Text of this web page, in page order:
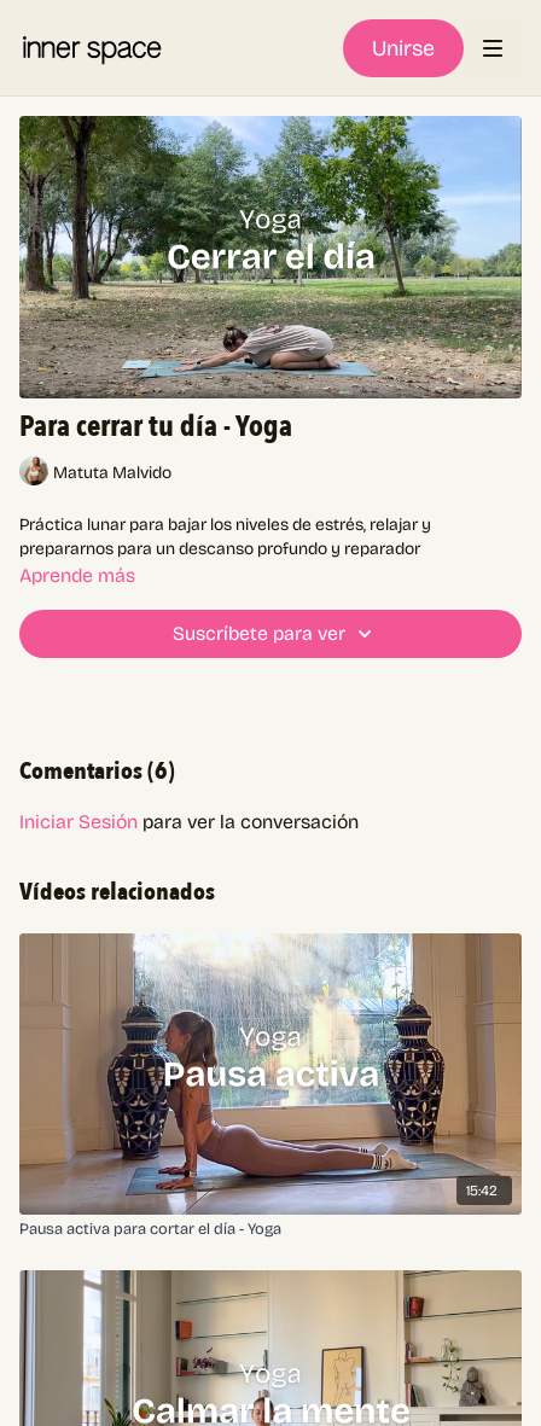
Unirse
Para cerrar tu día - Yoga
Matuta Malvido
Práctica lunar para bajar los niveles de estrés, relajar y
prepararnos para un descanso profundo y reparador
Aprende más
Suscríbete para ver
Comentarios (6)
Iniciar Sesión para ver la conversación
Vídeos relacionados
15:42
Pausa activa para cortar el día - Yoga